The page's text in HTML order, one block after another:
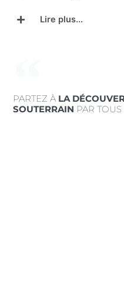
Lire plus...
PARTEZ À LA
SOUTERRAIN PAR TOUS